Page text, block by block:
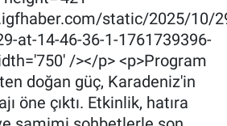
static/2025/10/
at-14-46-36-1-1761739396-
/></p> <p>Program
doğan güç, Karadeniz'in
öne çıktı. Etkinlik, hatıra